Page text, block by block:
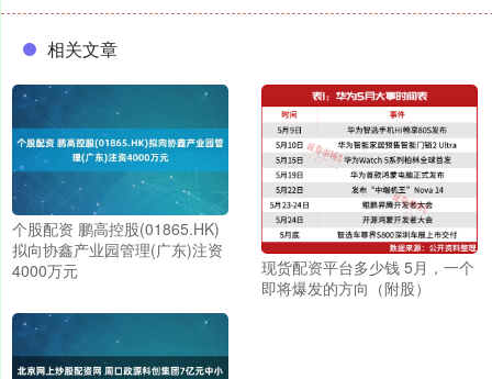
相关文章
个股配资 鹏高控股(01865.HK)
拟向协鑫产业园管理(广东)注资
4000万元
现货配资平台多少钱 5月，一个
即将爆发的方向（附股）